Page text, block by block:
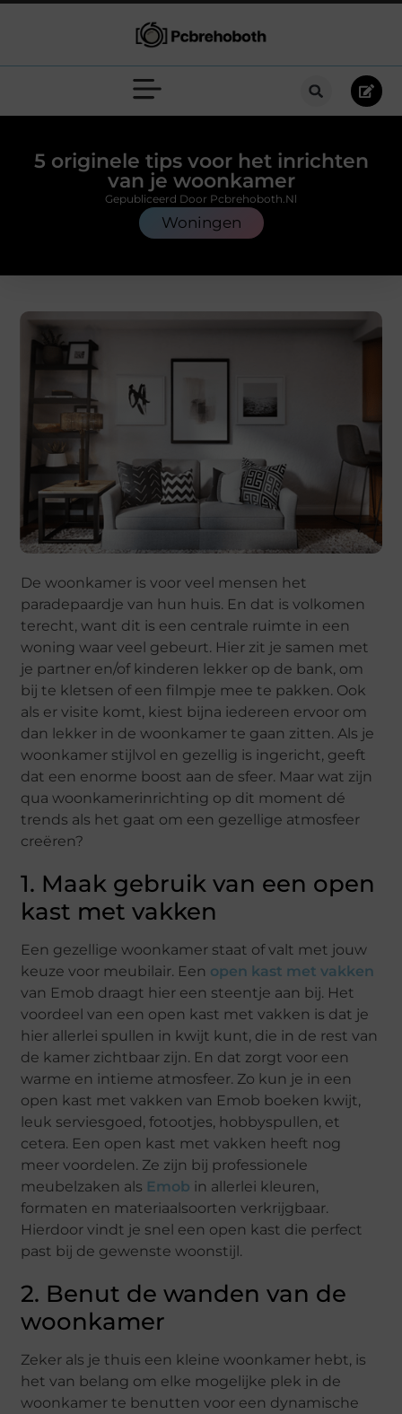
5 originele tips voor het inrichten
van je woonkamer
Woningen
Gepubliceerd Door Pcbrehoboth.nl
De woonkamer is voor veel mensen het
paradepaardje van hun huis. En dat is volkomen
terecht, want dit is een centrale ruimte in een
woning waar veel gebeurt. Hier zit je samen met
je partner en/of kinderen lekker op de bank, om
bij te kletsen of een filmpje mee te pakken. Ook
als er visite komt, kiest bijna iedereen ervoor om
dan lekker in de woonkamer te gaan zitten. Als je
woonkamer stijlvol en gezellig is ingericht, geeft
dat een enorme boost aan de sfeer. Maar wat zijn
qua woonkamerinrichting op dit moment dé
trends als het gaat om een gezellige atmosfeer
creëren?
1. Maak gebruik van een open
kast met vakken
Een gezellige woonkamer staat of valt met jouw
keuze voor meubilair. Een open kast met vakken
van Emob draagt hier een steentje aan bij. Het
voordeel van een open kast met vakken is dat je
hier allerlei spullen in kwijt kunt, die in de rest van
de kamer zichtbaar zijn. En dat zorgt voor een
warme en intieme atmosfeer. Zo kun je in een
open kast met vakken van Emob boeken kwijt,
leuk serviesgoed, fotootjes, hobbyspullen, et
cetera. Een open kast met vakken heeft nog
meer voordelen. Ze zijn bij professionele
meubelzaken als Emob in allerlei kleuren,
formaten en materiaalsoorten verkrijgbaar.
Hierdoor vindt je snel een open kast die perfect
past bij de gewenste woonstijl.
2. Benut de wanden van de
woonkamer
Zeker als je thuis een kleine woonkamer hebt, is
het van belang om elke mogelijke plek in de
woonkamer te benutten voor een dynamische